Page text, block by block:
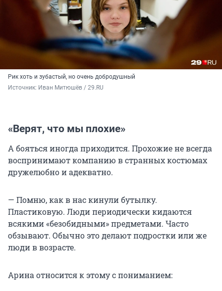
Рик хоть и зубастый, но очень добродушный
Источник: Иван Митюшёв / 29.RU
«Верят, что мы плохие»
А бояться иногда приходится. Прохожие не всегда
воспринимают компанию в странных костюмах
дружелюбно и адекватно.
— Помню, как в нас кинули бутылку.
Пластиковую. Люди периодически кидаются
всякими «безобидными» предметами. Часто
обзывают. Обычно это делают подростки или же
люди в возрасте.
Арина относится к этому с пониманием: